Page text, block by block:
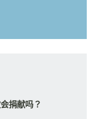
捐献吗？